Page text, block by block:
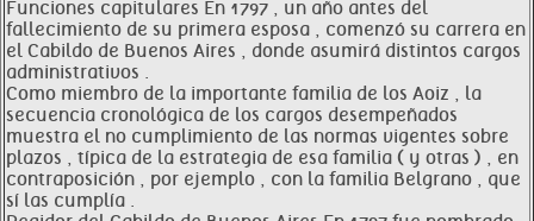
Funciones capitulares En 1797 , un año antes del
fallecimiento de su primera esposa , comenzó su carrera en
el Cabildo de Buenos Aires , donde asumirá distintos cargos
administrativos .
Como miembro de la importante familia de los Aoiz , la
secuencia cronológica de los cargos desempeñados
muestra el no cumplimiento de las normas vigentes sobre
plazos , típica de la estrategia de esa familia ( y otras ) , en
contraposición , por ejemplo , con la familia Belgrano , que
sí las cumplía .